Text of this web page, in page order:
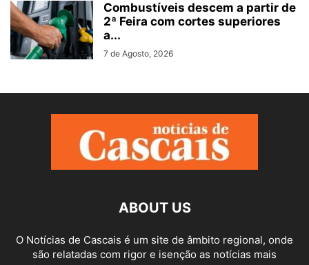
Combustíveis descem a partir de
2ª Feira com cortes superiores
a...
7 de Agosto, 2026
ABOUT US
O Notícias de Cascais é um site de âmbito regional, onde
são relatadas com rigor e isenção as notícias mais